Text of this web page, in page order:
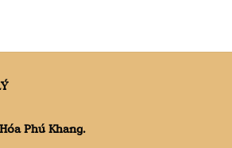
Phú Khang.